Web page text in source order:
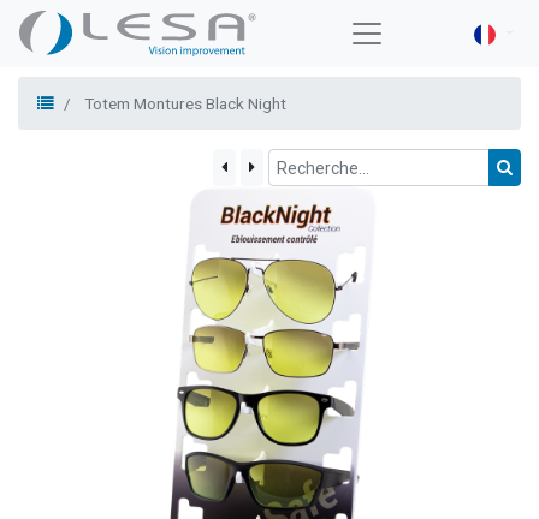
Totem Montures Black Night